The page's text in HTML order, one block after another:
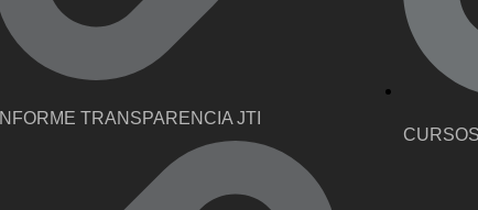
INFORME TRANSPARENCIA JTI